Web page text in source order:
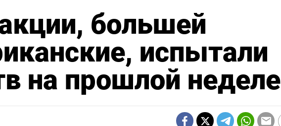
большей
испытали
на прошлой неделе